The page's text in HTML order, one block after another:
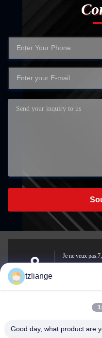
Address
Je ne veux
E-mail
tzliange
Good day, what product are